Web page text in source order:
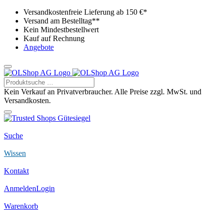
Versandkostenfreie Lieferung ab 150 €*
Versand am Bestelltag**
Kein Mindestbestellwert
Kauf auf Rechnung
Angebote
Kein Verkauf an Privatverbraucher. Alle Preise zzgl. MwSt. und
Versandkosten.
Suche
Wissen
Kontakt
AnmeldenLogin
Warenkorb